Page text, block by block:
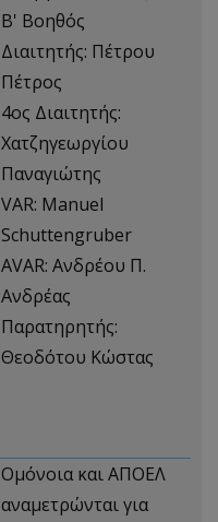
Β' Βοηθός
Διαιτητής: Πέτρου
Πέτρος
4ος Διαιτητής:
Χατζηγεωργίου
Παναγιώτης
VAR: Manuel
Schuttengruber
AVAR: Ανδρέου Π.
Ανδρέας
Παρατηρητής:
Θεοδότου Κώστας
Ομόνοια και ΑΠΟΕΛ
αναμετρώνται για